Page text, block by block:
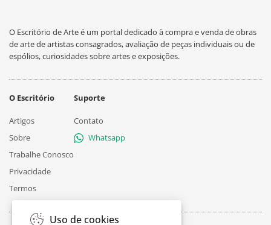
O Escritório de Arte é um portal dedicado à compra e venda de obras
de arte de artistas consagrados, avaliação de peças individuais ou de
espólios, curiosidades sobre artes e exposições.
O Escritório
Artigos
Sobre
Trabalhe Conosco
Privacidade
Termos
Suporte
Contato
Whatsapp
Uso de cookies